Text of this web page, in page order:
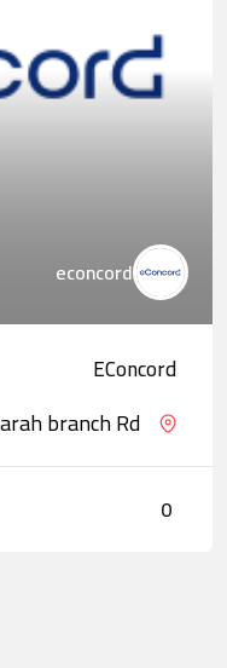
econcord
EConcord
branch Rd
0